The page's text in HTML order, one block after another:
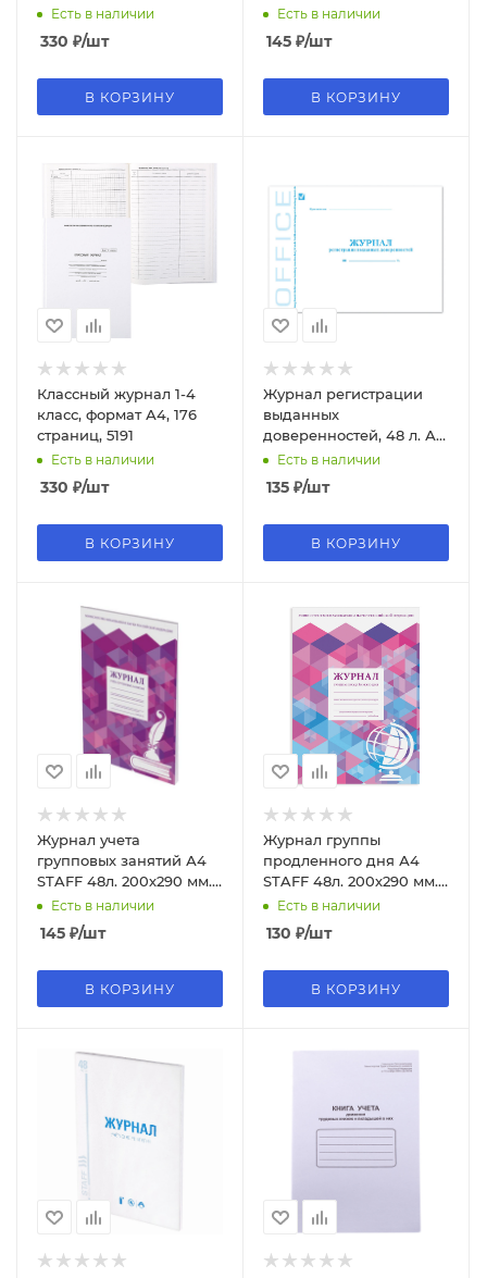
Есть в наличии
330 ₽/шт
В КОРЗИНУ
мм), STAFF, 130079
Есть в наличии
145 ₽/шт
В КОРЗИНУ
Классный журнал 1-4
класс, формат А4, 176
страниц, 5191
Есть в наличии
330 ₽/шт
В КОРЗИНУ
Журнал регистрации
выданных
доверенностей, 48 л. А4
Brauberg 130081
Есть в наличии
135 ₽/шт
В КОРЗИНУ
Журнал учета
групповых занятий А4
STAFF 48л. 200х290 мм.,
картон, офсет, 130246
Есть в наличии
145 ₽/шт
В КОРЗИНУ
Журнал группы
продленного дня А4
STAFF 48л. 200х290 мм.,
картон, офсет, 130244
Есть в наличии
130 ₽/шт
В КОРЗИНУ